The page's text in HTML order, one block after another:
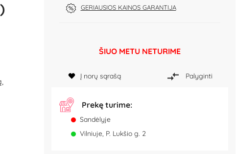
GERIAUSIOS KAINOS GARANTIJA
ŠIUO METU NETURIME
Į norų sąrašą Palyginti
Prekę turime:
Sandėlyje
Vilniuje, P. Lukšio g. 2